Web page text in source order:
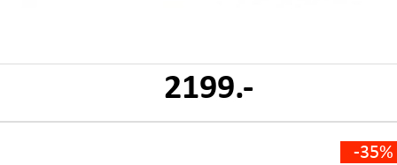
2199.-
-35%